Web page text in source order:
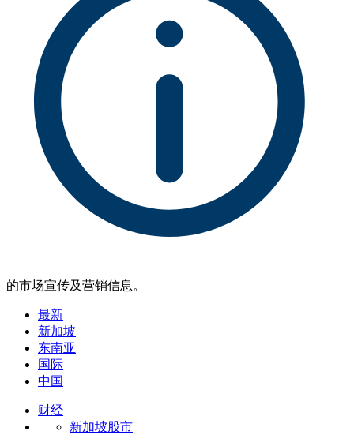
的市场宣传及营销信息。
最新
新加坡
东南亚
国际
中国
财经
新加坡股市